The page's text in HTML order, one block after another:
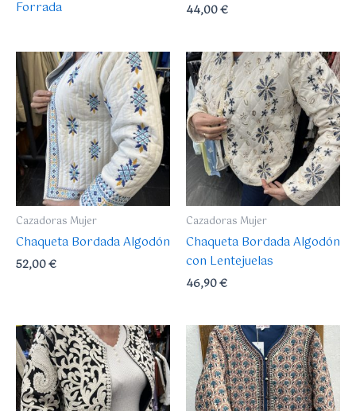
Forrada
44,00€
página
producto
Cazadoras Mujer
Chaqueta Bordada Algodón
52,00€
Cazadoras Mujer
Chaqueta Bordada Algodón
con Lentejuelas
46,90€